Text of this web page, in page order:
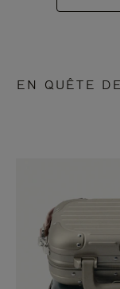
EN QUÊTE